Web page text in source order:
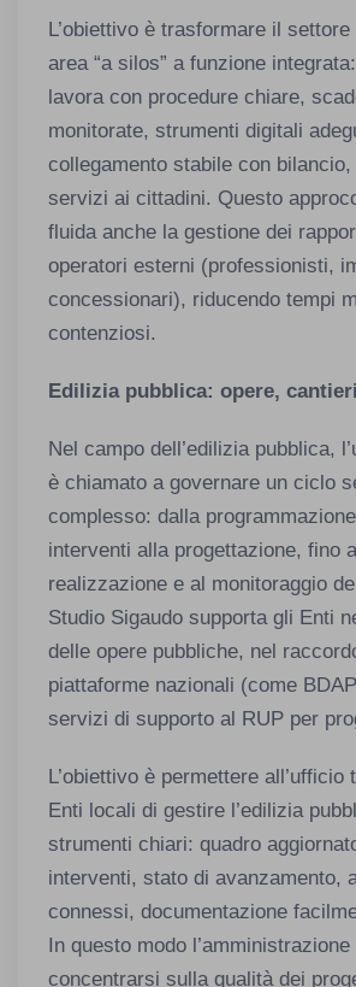
L’obiettivo è trasformare il
area “a silos” a funzione
lavora con procedure chiare,
monitorate, strumenti digitali
collegamento stabile con
servizi ai cittadini. Questo
fluida anche la gestione dei
operatori esterni (professionisti,
concessionari), riducendo tempi
contenziosi.
Edilizia pubblica: opere, cantieri
Nel campo dell’edilizia pubblica,
è chiamato a governare un ciclo
complesso: dalla
interventi alla progettazione, fino
realizzazione e al monitoraggio
Studio Sigaudo supporta gli Enti
delle opere pubbliche, nel
piattaforme nazionali (come
servizi di supporto al RUP per
L’obiettivo è permettere all’ufficio
Enti locali di gestire l’edilizia
strumenti chiari: quadro
interventi, stato di avanzamento,
connessi, documentazione
In questo modo l’amministrazione
concentrarsi sulla qualità dei